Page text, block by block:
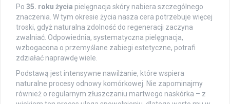
Po 35. roku życia pielęgnacja skóry nabiera szczególnego
znaczenia. W tym okresie życia nasza cera potrzebuje więcej
troski, gdyż naturalna zdolność do regeneracji zaczyna
zwalniać. Odpowiednia, systematyczna pielęgnacja,
wzbogacona o przemyślane zabiegi estetyczne, potrafi
zdziałać naprawdę wiele.
Podstawą jest intensywne nawilżanie, które wspiera
naturalne procesy odnowy komórkowej. Nie zapominajmy
również o regularnym złuszczaniu martwego naskórka – z